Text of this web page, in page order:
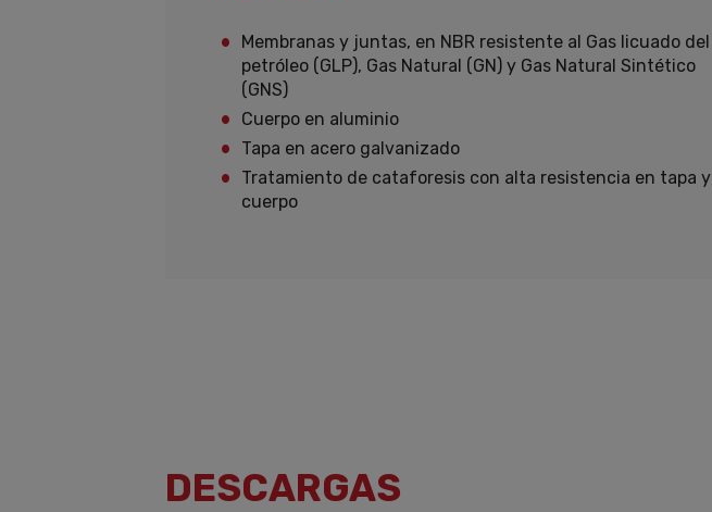
Membranas y juntas, en NBR resistente al Gas licuado del
petróleo (GLP), Gas Natural (GN) y Gas Natural Sintético
(GNS)
Cuerpo en aluminio
Tapa en acero galvanizado
Tratamiento de cataforesis con alta resistencia en tapa y
cuerpo
DESCARGAS